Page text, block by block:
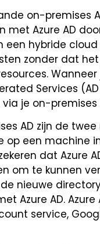
on-premises
Azure AD
een hybride
zonder dat
Wanneer
Services (AD
je on-
AD zijn de
op een machine
dat Azure
om te kunnen
nieuwe
Azure AD. Azure
service,